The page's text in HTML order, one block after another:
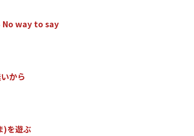
Noway tosay
いから
)を遊ぶ